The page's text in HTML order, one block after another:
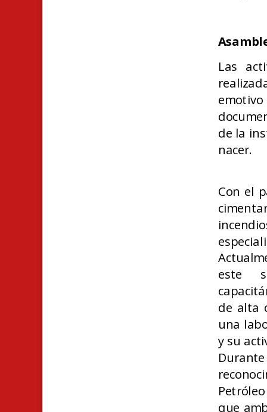
Las
de la
nacer.
Con el
este
de alta
una
y su
que